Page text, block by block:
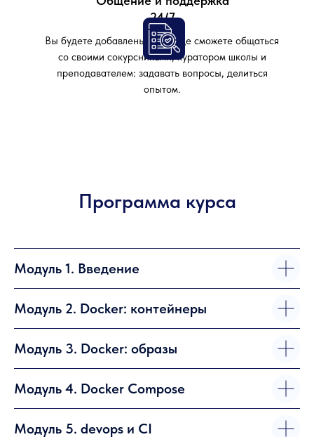
24/7
Вы будете добавлены в чат, где сможете общаться
со своими сокурсниками, куратором школы и
преподавателем: задавать вопросы, делиться
опытом.
Программа курса
Модуль 1. Введение
Модуль 2. Docker: контейнеры
Модуль 3. Docker: образы
Модуль 4. Docker Compose
Модуль 5. devops и CI